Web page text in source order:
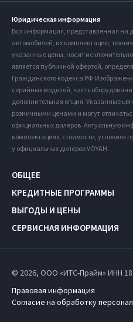
Юридическая информация
Вся информация, представленная на
автомобилей, их комплектации,
указанные цены, носит
является публичной офертой,
Гражданского кодекса РФ.
серийных моделей, часть
дополнительная опция. Указанные
розничными ценами и могут
официальных дилеров. Актуальную
комплектациях, стоимости, условиях
у официальных дилеров VOYAH.
ОБЩЕЕ
КРЕДИТНЫЕ ПРОГРАММЫ
ВЫГОДЫ И ЦЕНЫ
СЕРВИСНАЯ ИНФОРМАЦИЯ
© 2026, ООО «ИТС-Прайм» ИНН
Правовая информация
Согласие на обработку